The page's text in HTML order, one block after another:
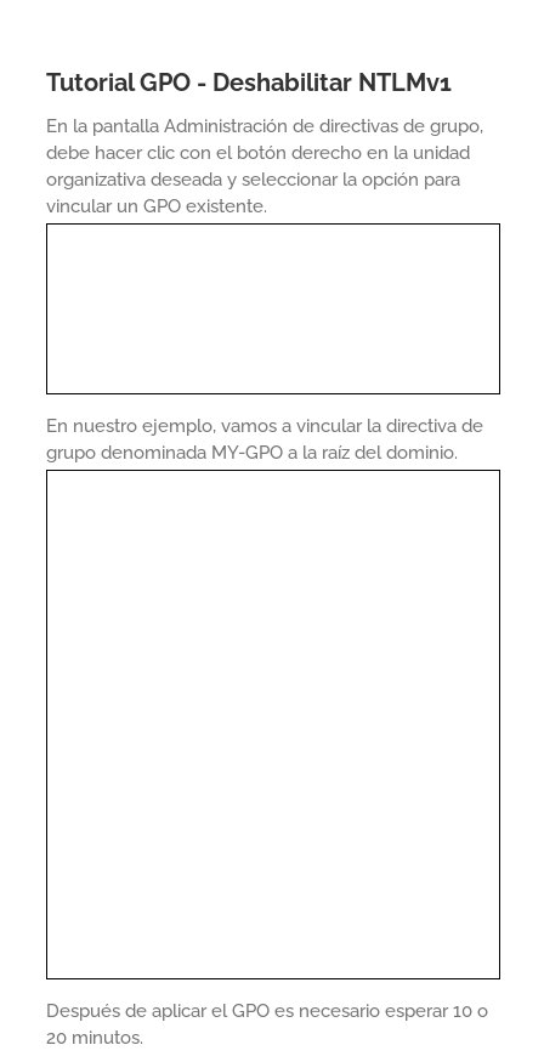
Tutorial GPO - Deshabilitar NTLMv1
En la pantalla Administración de directivas de grupo,
debe hacer clic con el botón derecho en la unidad
organizativa deseada y seleccionar la opción para
vincular un GPO existente.
En nuestro ejemplo, vamos a vincular la directiva de
grupo denominada MY-GPO a la raíz del dominio.
Después de aplicar el GPO es necesario esperar 10 o
20 minutos.